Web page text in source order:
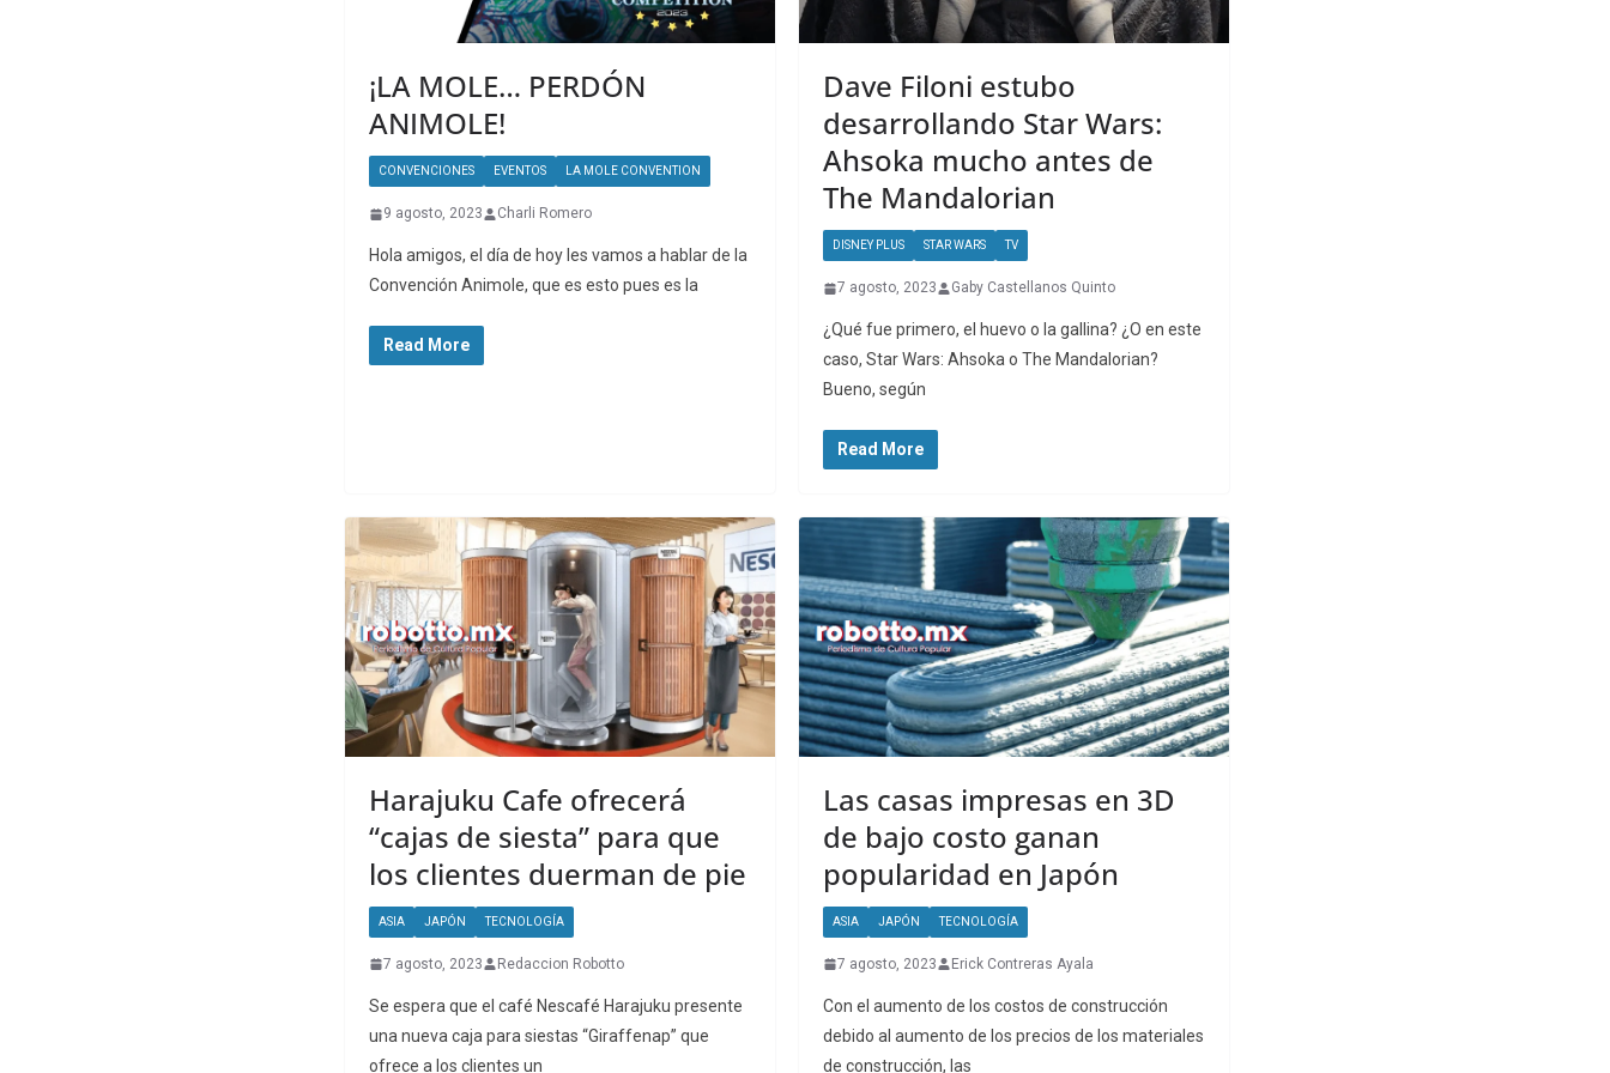
¡LA MOLE… PERDÓN
ANIMOLE!
CONVENCIONES EVENTOS LA MOLE CONVENTION
9 agosto, 2023 Charli Romero
Hola amigos, el día de hoy les vamos a hablar de la
Convención Animole, que es esto pues es la
Read More
Dave Filoni estubo
desarrollando Star Wars:
Ahsoka mucho antes de
The Mandalorian
DISNEY PLUS STAR WARS TV
7 agosto, 2023 Gaby Castellanos Quinto
¿Qué fue primero, el huevo o la gallina? ¿O en este
caso, Star Wars: Ahsoka o The Mandalorian?
Bueno, según
Read More
Harajuku Cafe ofrecerá
“cajas de siesta” para que
los clientes duerman de pie
ASIA JAPÓN TECNOLOGÍA
7 agosto, 2023 Redaccion Robotto
Se espera que el café Nescafé Harajuku presente
una nueva caja para siestas “Giraffenap” que
ofrece a los clientes un
Las casas impresas en 3D
de bajo costo ganan
popularidad en Japón
ASIA JAPÓN TECNOLOGÍA
7 agosto, 2023 Erick Contreras Ayala
Con el aumento de los costos de construcción
debido al aumento de los precios de los materiales
de construcción, las